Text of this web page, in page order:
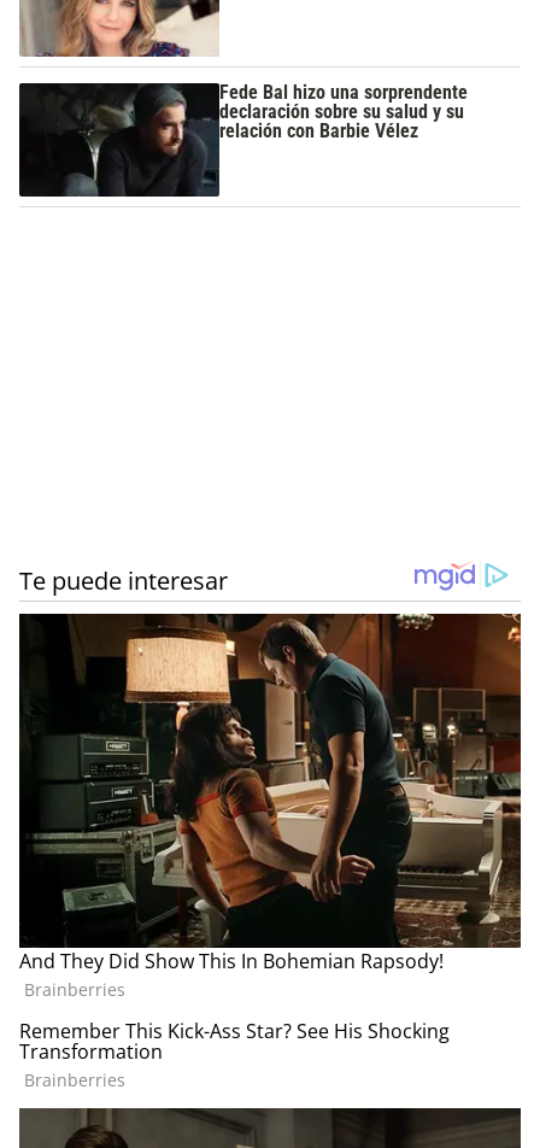
Fede Bal hizo una sorprendente
declaración sobre su salud y su
relación con Barbie Vélez